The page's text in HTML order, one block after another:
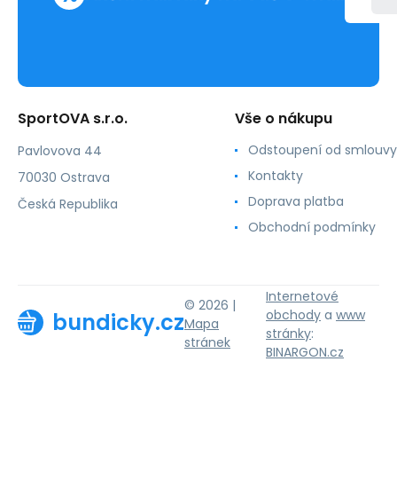
SportOVA s.r.o.
Pavlovova 44
70030 Ostrava
Česká Republika
Vše o nákupu
Odstoupení od smlouvy
Kontakty
Doprava platba
Obchodní podmínky
bundicky.cz
© 2026 |
Mapa
stránek
Internetové
obchody a www
stránky:
BINARGON.cz